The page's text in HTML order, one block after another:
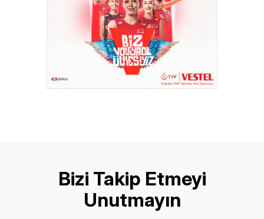
Bizi Takip Etmeyi
Unutmayın